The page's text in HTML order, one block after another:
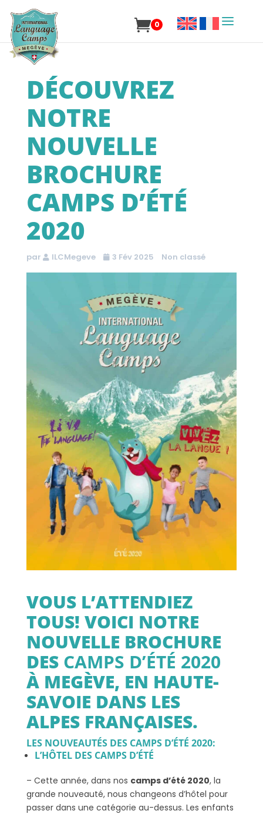
0
DÉCOUVREZ
NOTRE
NOUVELLE
BROCHURE
CAMPS D’ÉTÉ
2020
par ILCMegeve 3 Fév 2025 Non classé
VOUS L’ATTENDIEZ
TOUS! VOICI NOTRE
NOUVELLE BROCHURE
DES CAMPS D’ÉTÉ 2020
À MEGÈVE, EN HAUTE-
SAVOIE DANS LES
ALPES FRANÇAISES.
LES NOUVEAUTÉS DES CAMPS D’ÉTÉ 2020:
L’HÔTEL DES CAMPS D’ÉTÉ
– Cette année, dans nos camps d’été 2020, la
grande nouveauté, nous changeons d’hôtel pour
passer dans une catégorie au-dessus. Les enfants